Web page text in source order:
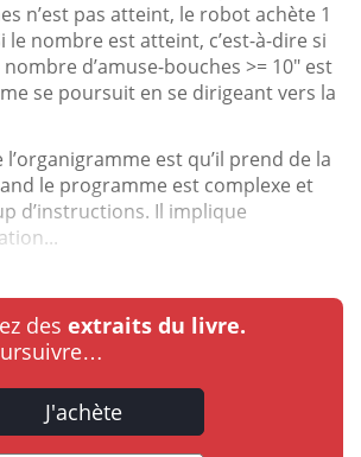
n’est pas atteint, le robot achète 1
le nombre est atteint, c’est-à-dire si
d’amuse-bouches >= 10" est
se poursuit en se dirigeant vers la
l’organigramme est qu’il prend de la
le programme est complexe et
d’instructions. Il implique
des extraits du livre.
J'achète